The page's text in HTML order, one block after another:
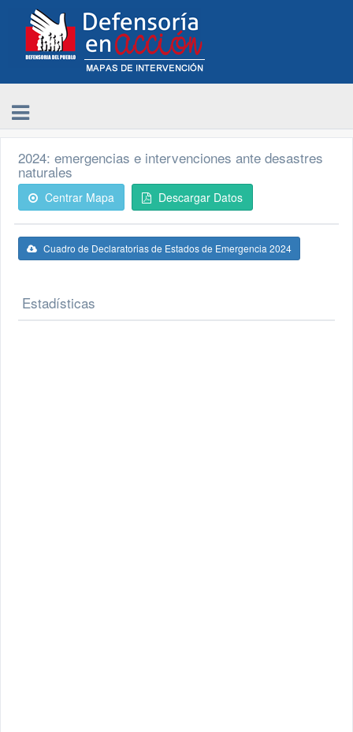
2024: emergencias e intervenciones ante desastres
naturales
Centrar Mapa Descargar Datos
Cuadro de Declaratorias de Estados de Emergencia 2024
Estadísticas